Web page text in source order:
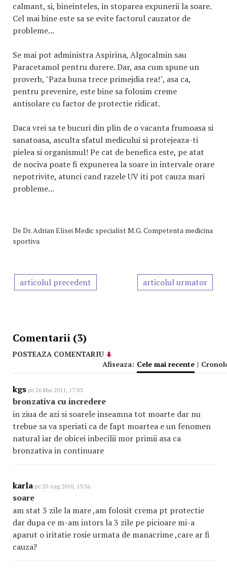
calmant, si, bineinteles, in stoparea expunerii la soare.
Cel mai bine este sa se evite factorul cauzator de
probleme...
Se mai pot administra Aspirina, Algocalmin sau
Paracetamol pentru durere. Dar, asa cum spune un
proverb, "Paza buna trece primejdia rea!", asa ca,
pentru prevenire, este bine sa folosim creme
antisolare cu factor de protectie ridicat.
Daca vrei sa te bucuri din plin de o vacanta frumoasa si
sanatoasa, asculta sfatul medicului si protejeaza-ti
pielea si organismul! Pe cat de benefica este, pe atat
de nociva poate fi expunerea la soare in intervale orare
nepotrivite, atunci cand razele UV iti pot cauza mari
probleme...
De Dr. Adrian Elisei Medic specialist M.G. Competenta medicina
sportiva
articolul precedent articolul urmator
Comentarii (3)
POSTEAZA COMENTARIU
Afiseaza: Cele mai recente |
kgs pe 26 Mai 2011, 17:03
bronzativa cu incredere
in ziua de azi si soarele inseamna tot moarte dar nu
trebue sa va speriati ca de fapt moartea e un fenomen
natural iar de obicei inbecilii mor primii asa ca
bronzativa in continuare
karla pe 20 Aug 2010, 13:56
soare
am stat 3 zile la mare ,am folosit crema pt protectie
dar dupa ce m-am intors la 3 zile pe picioare mi-a
aparut o iritatie rosie urmata de manacrime ,care ar fi
cauza?